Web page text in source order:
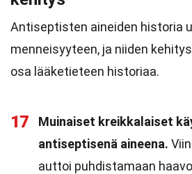
Antiseptisten aineiden historia
menneisyyteen, ja niiden
osa lääketieteen historiaa.
17
Muinaiset kreikkalaiset
antiseptisenä aineena.
auttoi puhdistamaan